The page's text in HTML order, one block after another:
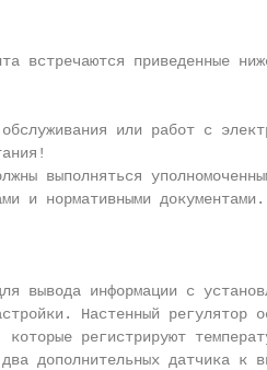
встречаются приведенные
или работ с
выполняться
и нормативными документами.
вывода информации с
Настенный регулятор
регистрируют
дополнительных датчика к